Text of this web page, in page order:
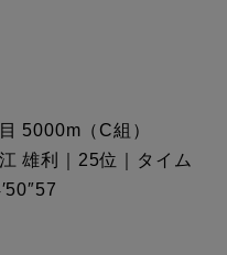
5000m（C組）
雄利｜25位｜タイム